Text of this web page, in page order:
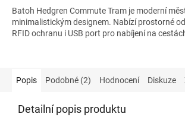
Batoh Hedgren Commute Tram je moderní
minimalistickým designem. Nabízí prostorné
RFID ochranu i USB port pro nabíjení na
Popis Podobné (2) Hodnocení Diskuze
Detailní popis produktu